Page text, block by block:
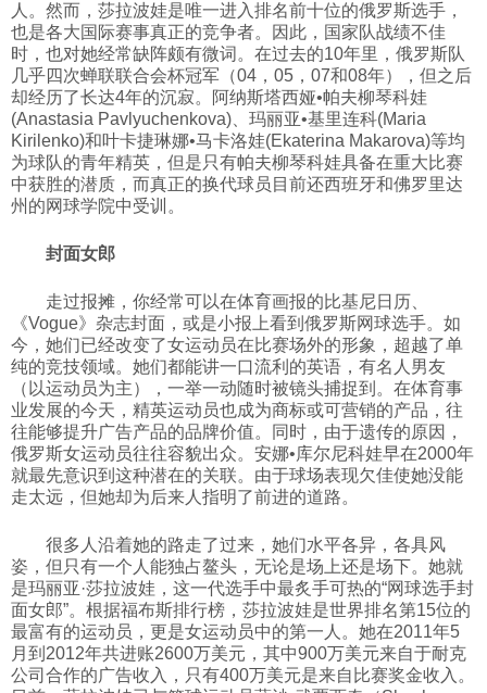
人。然而，莎拉波娃是唯一进入排名前十位的俄罗斯选手，
也是各大国际赛事真正的竞争者。因此，国家队战绩不佳
时，也对她经常缺阵颇有微词。在过去的10年里，俄罗斯队
几乎四次蝉联联合会杯冠军（04，05，07和08年），但之后
却经历了长达4年的沉寂。阿纳斯塔西娅•帕夫柳琴科娃
(Anastasia Pavlyuchenkova)、玛丽亚•基里连科(Maria
Kirilenko)和叶卡捷琳娜•马卡洛娃(Ekaterina Makarova)等均
为球队的青年精英，但是只有帕夫柳琴科娃具备在重大比赛
中获胜的潜质，而真正的换代球员目前还西班牙和佛罗里达
州的网球学院中受训。
封面女郎
走过报摊，你经常可以在体育画报的比基尼日历、
《Vogue》杂志封面，或是小报上看到俄罗斯网球选手。如
今，她们已经改变了女运动员在比赛场外的形象，超越了单
纯的竞技领域。她们都能讲一口流利的英语，有名人男友
（以运动员为主），一举一动随时被镜头捕捉到。在体育事
业发展的今天，精英运动员也成为商标或可营销的产品，往
往能够提升广告产品的品牌价值。同时，由于遗传的原因，
俄罗斯女运动员往往容貌出众。安娜•库尔尼科娃早在2000年
就最先意识到这种潜在的关联。由于球场表现欠佳使她没能
走太远，但她却为后来人指明了前进的道路。
很多人沿着她的路走了过来，她们水平各异，各具风
姿，但只有一个人能独占鳌头，无论是场上还是场下。她就
是玛丽亚·莎拉波娃，这一代选手中最炙手可热的“网球选手封
面女郎”。根据福布斯排行榜，莎拉波娃是世界排名第15位的
最富有的运动员，更是女运动员中的第一人。她在2011年5
月到2012年共进账2600万美元，其中900万美元来自于耐克
公司合作的广告收入，只有400万美元是来自比赛奖金收入。